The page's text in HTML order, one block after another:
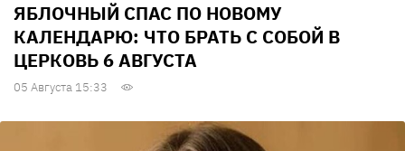
ЯБЛОЧНЫЙ СПАС ПО НОВОМУ
КАЛЕНДАРЮ: ЧТО БРАТЬ С СОБОЙ В
ЦЕРКОВЬ 6 АВГУСТА
05 Августа 15:33